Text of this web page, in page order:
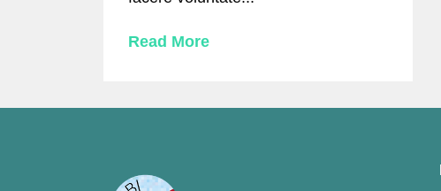
Read More